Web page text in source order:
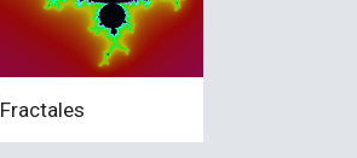
Fractales